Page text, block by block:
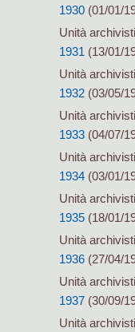
1930 (01/01/
Unità
1931 (13/01/
Unità
1932 (03/05/
Unità
1933 (04/07/
Unità
1934 (03/01/
Unità
1935 (18/01/
Unità
1936 (27/04/
Unità
1937 (30/09/
Unità